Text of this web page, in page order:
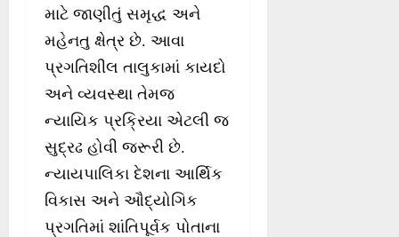
માટે જાણીતું સમૃદ્ધ અને
મહેનતુ ક્ષેત્ર છે. આવા
પ્રગતિશીલ તાલુકામાં કાયદો
અને વ્યવસ્થા તેમજ
ન્યાયિક પ્રક્રિયા એટલી જ
સુદ્રઢ હોવી જરૂરી છે.
ન્યાયપાલિકા દેશના આર્થિક
વિકાસ અને ઔદ્યોગિક
પ્રગતિમાં શાંતિપૂર્વક પોતાના